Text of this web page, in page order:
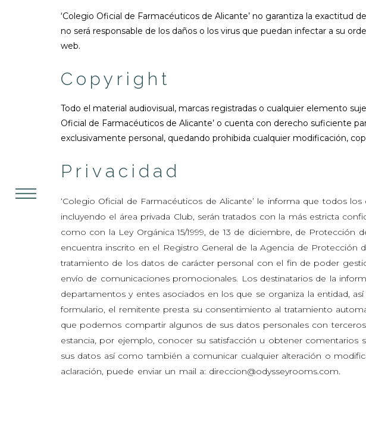
‘Colegio Oficial de Farmacéuticos de Alicante’ no garantiza la exactitud
no será responsable de los daños o los virus que puedan infectar a su
web.
Copyright
Todo el material audiovisual, marcas registradas o cualquier elemento
Oficial de Farmacéuticos de Alicante’ o cuenta con derecho suficiente
exclusivamente personal, quedando prohibida cualquier modificación,
Privacidad
‘Colegio Oficial de Farmacéuticos de Alicante’ le informa que todos
incluyendo el área privada Club, serán tratados con la más estricta
como con la Ley Orgánica 15/1999, de 13 de diciembre, de Protección
encuentra inscrito en el Registro General de la Agencia de
tratamiento de los datos de carácter personal con el fin de poder
envío de comunicaciones promocionales. Los destinatarios de la
departamentos y entes asociados en los que se organiza la entidad,
formulario, el remitente presta su consentimiento al tratamiento
que podemos compartir algunos de sus datos personales con
estancia, por ejemplo, conocer su satisfacción u obtener comentarios
sus datos así como también a comunicar cualquier alteración o
aclaración, puede enviar un mail a: direccion@odysseyrooms.com.